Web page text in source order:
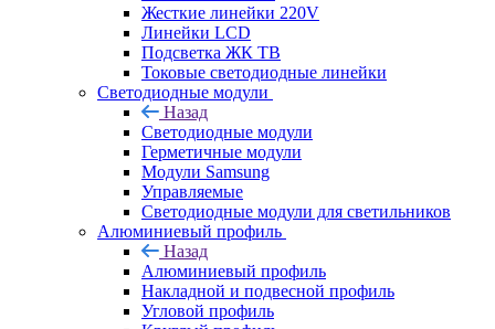
Жесткие линейки 220V
Линейки LCD
Подсветка ЖК ТВ
Токовые светодиодные линейки
Светодиодные модули
Назад
Светодиодные модули
Герметичные модули
Модули Samsung
Управляемые
Светодиодные модули для светильников
Алюминиевый профиль
Назад
Алюминиевый профиль
Накладной и подвесной профиль
Угловой профиль